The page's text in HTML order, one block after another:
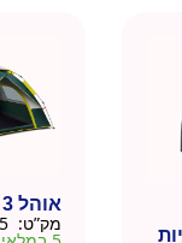
אוהל 3 אנשים
מק”ט: